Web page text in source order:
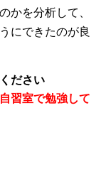
かを分析して、
にできたのが良
ださい
習室で勉強して